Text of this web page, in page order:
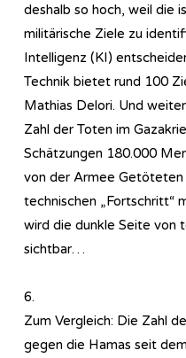
deshalb so hoch, weil die
militärische Ziele zu
Intelligenz (KI)
Technik bietet rund 100
Mathias Delori. Und
Zahl der Toten im
Schätzungen 180.000
von der Armee
technischen „Fortschritt“
wird die dunkle Seite von
sichtbar…
6.
Zum Vergleich: Die Zahl
gegen die Hamas seit